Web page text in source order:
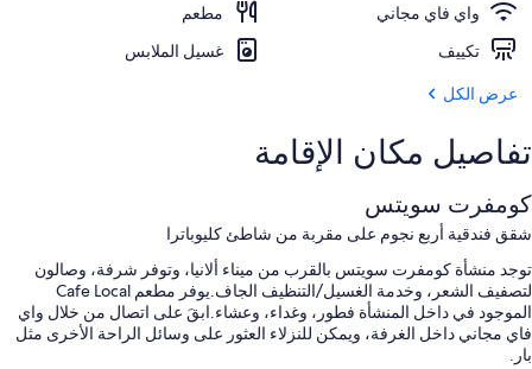
واي فاي مجاني
مطعم
تكييف
غسيل الملابس
عرض الكل
تفاصيل مكان الإقامة
كومفرت سويتس
شقق فندقية أربع نجوم على مقربة من شاطئ كليوباترا
توجد منشأة كومفرت سويتس بالقرب من ميناء ألانيا، وتوفر شرفة، وصالون
لتصفيف الشعر، وخدمة الغسيل/التنظيف الجاف.يوفر مطعم Cafe Local
الموجود في داخل المنشأة فطور، وغداء، وعشاء.ابقَ على اتصال من خلال واي
فاي مجاني داخل الغرفة، ويمكن للنزلاء العثور على وسائل الراحة الأخرى مثل
بار.